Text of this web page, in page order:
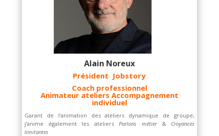
Alain Noreux
Président Jobstory
Coach professionnel
Animateur ateliers Accompagnement
individuel
Garant de l’animation des ateliers dynamique de groupe,
j’anime également les ateliersParlons métier& Croyances
limitantes